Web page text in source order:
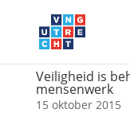
Veiligheid is
mensenwerk
15 oktober 2015